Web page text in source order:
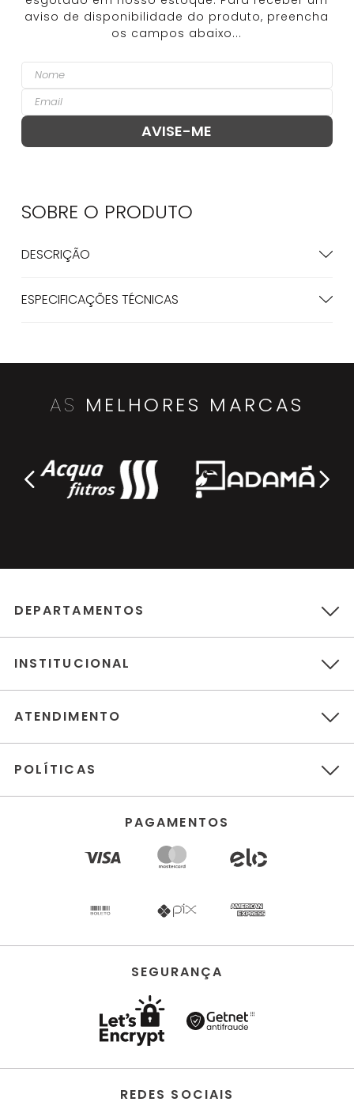
SOBRE O PRODUTO
DESCRIÇÃO
ESPECIFICAÇÕES TÉCNICAS
AS MELHORES MARCAS
DEPARTAMENTOS
INSTITUCIONAL
ATENDIMENTO
POLÍTICAS
PAGAMENTOS
SEGURANÇA
REDES SOCIAIS